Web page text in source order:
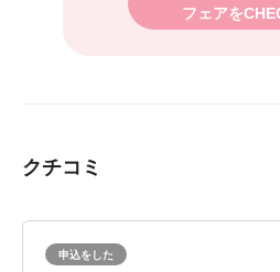
フェアを
クチコミ
申込をした